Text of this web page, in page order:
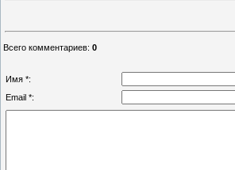
Всего комментариев: 0
Имя *:
Email *: